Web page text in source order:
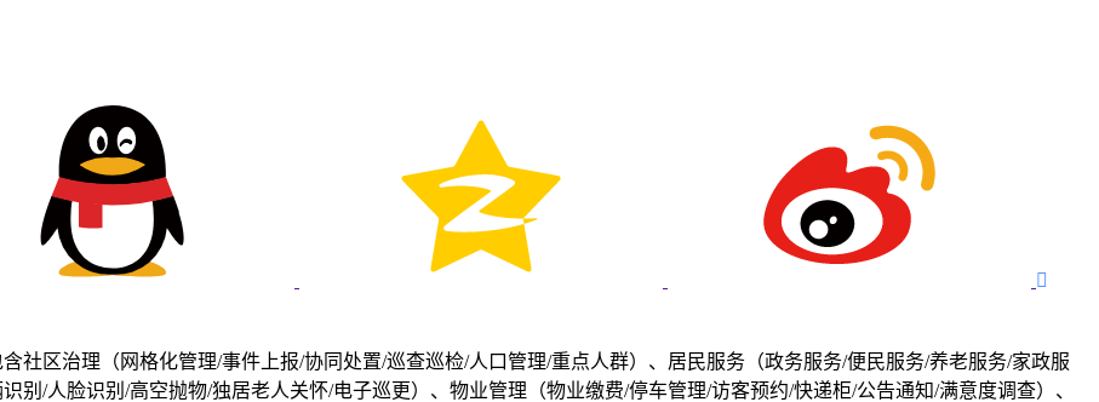

社区治理（网格化管理/事件上报/协同处置/巡查巡检/人口管理/重点人群）、居民服务（政务服务/便民服务/养老服务/家政服
别/人脸识别/高空抛物/独居老人关怀/电子巡更）、物业管理（物业缴费/停车管理/访客预约/快递柜/公告通知/满意度调查）、